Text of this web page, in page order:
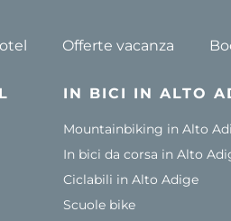
Offerte vacanza
IN BICI IN ALTO
Mountainbiking in Alto
In bici da corsa in Alto
Ciclabili in Alto Adige
Scuole bike